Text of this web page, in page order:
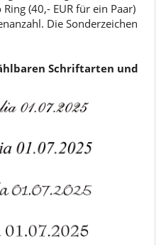
(40,- EUR für ein Paar)
Die Sonderzeichen
Schriftarten und